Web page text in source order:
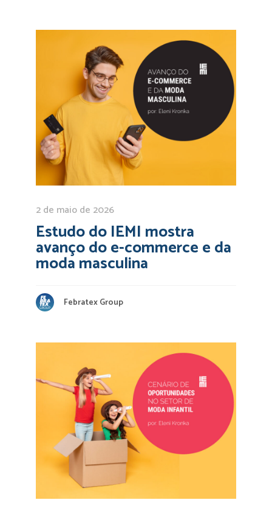
2 de maio de 2026
Estudo do IEMI mostra
avanço do e-commerce e da
moda masculina
Febratex Group